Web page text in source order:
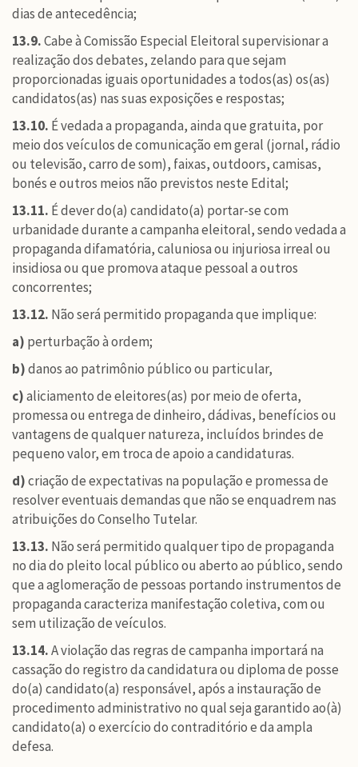
dias de antecedência;
13.9.Cabe à Comissão Especial Eleitoral supervisionar a
realização dos debates, zelando para que sejam
proporcionadas iguais oportunidades a todos(as) os(as)
candidatos(as) nas suas exposições e respostas;
13.10. É vedada a propaganda, ainda que gratuita, por
meio dos veículos de comunicação em geral (jornal, rádio
ou televisão, carro de som), faixas, outdoors, camisas,
bonés e outros meios não previstos neste Edital;
13.11. É dever do(a) candidato(a) portar-se com
urbanidade durante a campanha eleitoral, sendo vedada a
propaganda difamatória, caluniosa ou injuriosa irreal ou
insidiosa ou que promova ataque pessoal a outros
concorrentes;
13.12. Não será permitido propaganda que implique:
a) perturbação à ordem;
b)danos ao patrimônio público ou particular,
c)aliciamento de eleitores(as) por meio de oferta,
promessa ou entrega de dinheiro, dádivas, benefícios ou
vantagens de qualquer natureza, incluídos brindes de
pequeno valor, em troca de apoio a candidaturas.
d)criação de expectativas na população e promessa de
resolver eventuais demandas que não se enquadrem nas
atribuições do Conselho Tutelar.
13.13. Não será permitido qualquer tipo de propaganda
no dia do pleito local público ou aberto ao público, sendo
que a aglomeração de pessoas portando instrumentos de
propaganda caracteriza manifestação coletiva, com ou
sem utilização de veículos.
13.14.A violação das regras de campanha importará na
cassação do registro da candidatura ou diploma de posse
do(a) candidato(a) responsável, após a instauração de
procedimento administrativo no qual seja garantido ao(à)
candidato(a) o exercício do contraditório e da ampla
defesa.